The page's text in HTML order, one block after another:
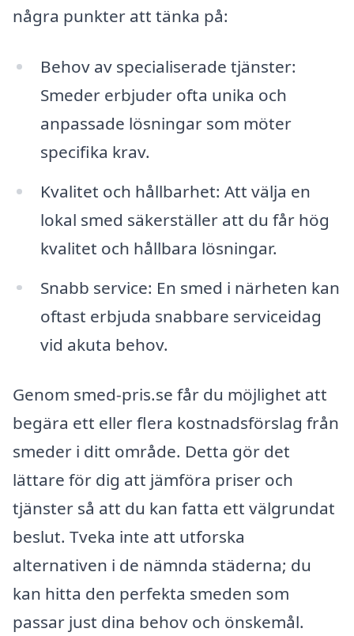
några punkter att tänka på:
Behov av specialiserade tjänster:
Smeder erbjuder ofta unika och
anpassade lösningar som möter
specifika krav.
Kvalitet och hållbarhet: Att välja en
lokal smed säkerställer att du får hög
kvalitet och hållbara lösningar.
Snabb service: En smed i närheten kan
oftast erbjuda snabbare serviceidag
vid akuta behov.
Genom smed-pris.se får du möjlighet att
begära ett eller flera kostnadsförslag från
smeder i ditt område. Detta gör det
lättare för dig att jämföra priser och
tjänster så att du kan fatta ett välgrundat
beslut. Tveka inte att utforska
alternativen i de nämnda städerna; du
kan hitta den perfekta smeden som
passar just dina behov och önskemål.